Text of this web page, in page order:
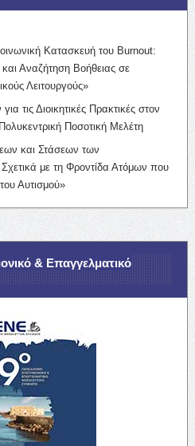
Κατασκευή του Burnout:
Αναζήτηση Βοήθειας σε
Λειτουργούς»
τις Διοικητικές Πρακτικές στον
Ποσοτική Μελέτη
και Στάσεων των
με τη Φροντίδα Ατόμων που
Αυτισμού»
& Επαγγελματικό